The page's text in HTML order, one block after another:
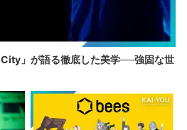
」が語る徹底した美学──強固な世